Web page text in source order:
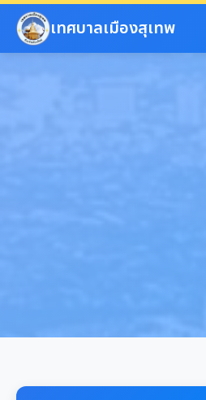
ข้ามไปยังเนื้อหาหลัก
เทศบาลเมืองสุเทพ